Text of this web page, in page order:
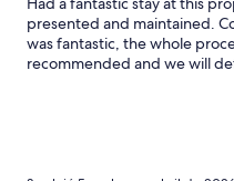
presented and maintained.
was fantastic, the whole
recommended and we will